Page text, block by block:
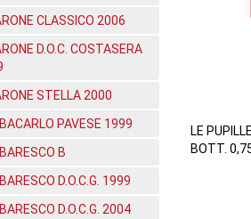
CLASSICO 2006
D.O.C. COSTASERA
STELLA 2000
PAVESE 1999
B
D.O.C.G. 1999
D.O.C.G. 2004
LE
BOTT.